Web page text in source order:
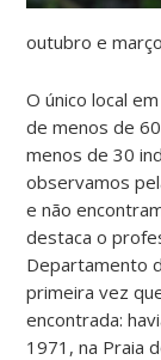
outubro e
O único local
de menos de
menos de 30
observamos
e não
destaca o
Departamento
primeira vez
encontrada:
1971, na Praia